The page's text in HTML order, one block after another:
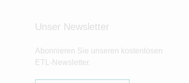
Unser Newsletter
Abonnieren Sie unseren kostenlosen
ETL-Newsletter.